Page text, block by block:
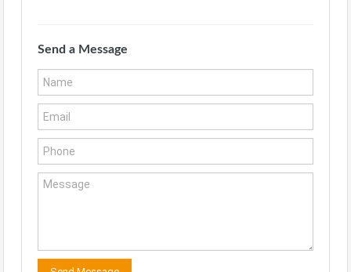
Send a Message